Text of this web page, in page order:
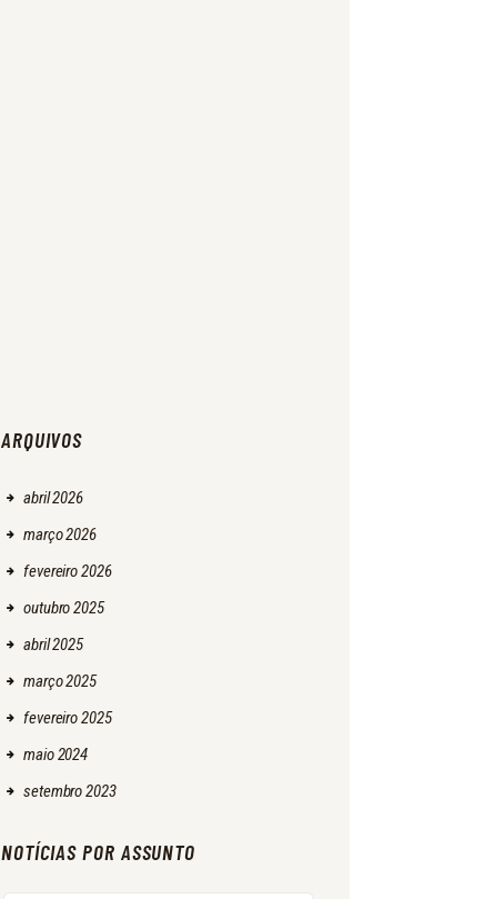
ARQUIVOS
abril2026
março2026
fevereiro2026
outubro2025
abril2025
março2025
fevereiro2025
maio2024
setembro2023
NOTÍCIAS POR ASSUNTO